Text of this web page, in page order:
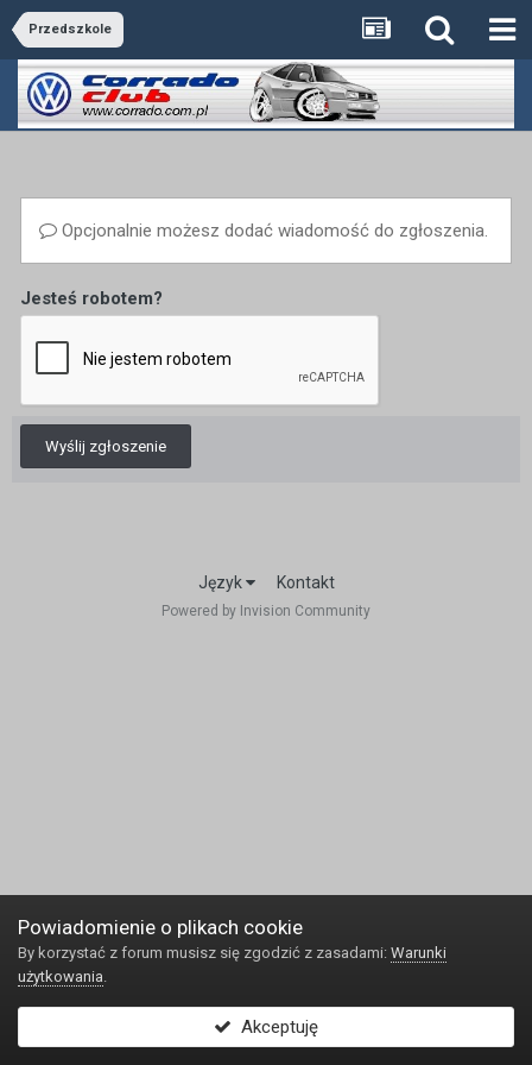
Przedszkole
Opcjonalnie możesz dodać wiadomość do zgłoszenia.
Jesteś robotem?
Wyślij zgłoszenie
Język Kontakt
Powered by Invision Community
Powiadomienie o plikach cookie
By korzystać z forum musisz się zgodzić z zasadami: Warunki
użytkowania.
Akceptuję